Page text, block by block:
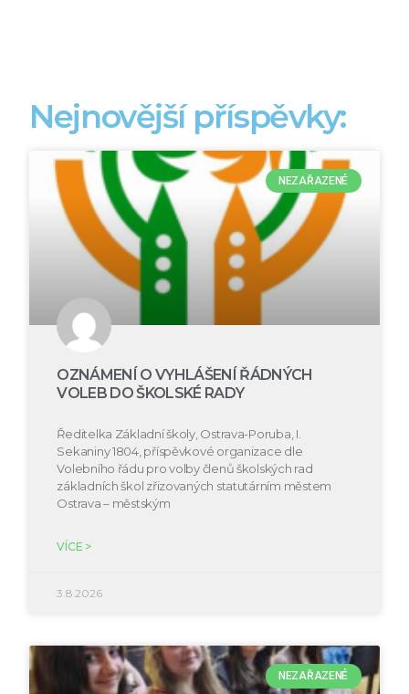
Nejnovější příspěvky:
NEZAŘAZENÉ
OZNÁMENÍ O VYHLÁŠENÍ ŘÁDNÝCH
VOLEB DO ŠKOLSKÉ RADY
Ředitelka Základní školy, Ostrava-Poruba, I.
Sekaniny 1804, příspěvkové organizace dle
Volebního řádu pro volby členů školských rad
základních škol zřizovaných statutárním městem
Ostrava – městským
VÍCE >
3.8.2026
NEZAŘAZENÉ